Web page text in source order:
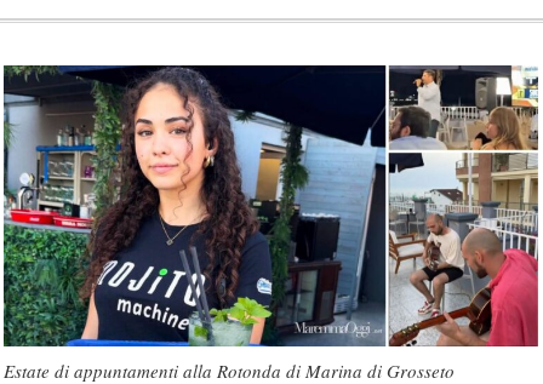
Estate di appuntamenti alla Rotonda di Marina di Grosseto